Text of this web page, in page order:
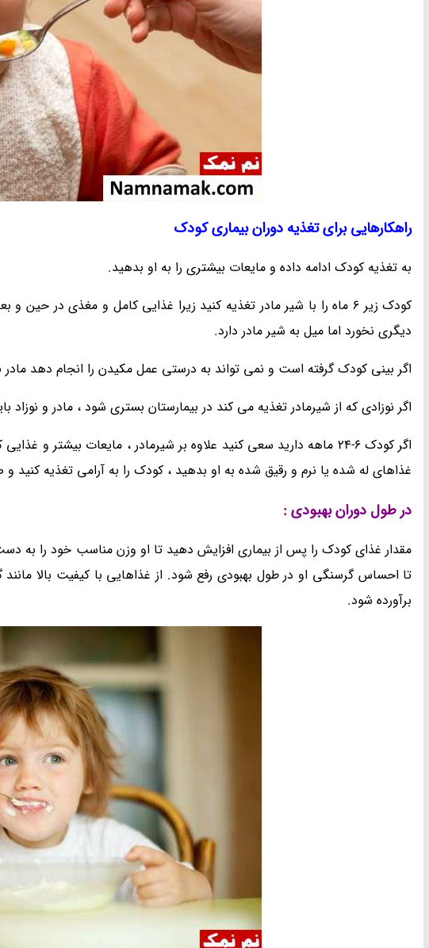
راهکارهایی برای تغذیه دوران بیماری کودک
به تغذیه کودک ادامه داده و مایعات بیشتری را به او بدهید.
کودک زیر 6 ماه را با شیر مادر تغذیه کنید زیرا غذایی کامل و مغذی
دیگری نخورد اما میل به شیر مادر دارد.
اگر بینی کودک گرفته است و نمی تواند به درستی عمل مکیدن را انجام دهد مادر
اگر نوزادی که از شیرمادر تغذیه می کند در بیمارستان بستری شود ، مادر و نوزاد
اگر کودک 6-24 ماهه دارید سعی کنید علاوه بر شیرمادر ، مایعات
غذاهای له شده یا نرم و رقیق شده به او بدهید ، کودک را به آرامی تغذیه کنید و
در طول دوران بهبودی :
مقدار غذای کودک را پس از بیماری افزایش دهید تا او وزن مناسب خود را به
تا احساس گرسنگی او در طول بهبودی رفع شود. از غذاهایی با کیفیت بالا
برآورده شود.